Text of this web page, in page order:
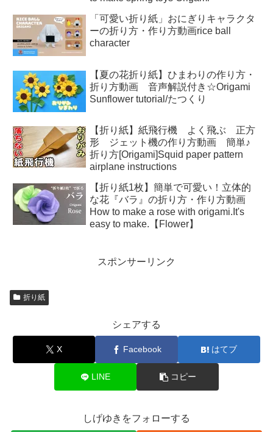
「可愛い折り紙」おにぎりキャラクタ
ーの折り方・作り方動画rice ball
character
【夏の花折り紙】ひまわりの作り方・
折り方動画 音声解説付き☆Origami
Sunflower tutorial/たつくり
【折り紙】紙飛行機 よく飛ぶ 正方
形 ジェット機の作り方動画 簡単♪
折り方[Origami]Squid paper pattern
airplane instructions
【折り紙1枚】簡単で可愛い！立体的
な花『バラ』の折り方・作り方動画
How to make a rose with origami.It's
easy to make.【Flower】
スポンサーリンク
折り紙
シェアする
X Facebook はてブ
LINE コピー
しげゆきをフォローする